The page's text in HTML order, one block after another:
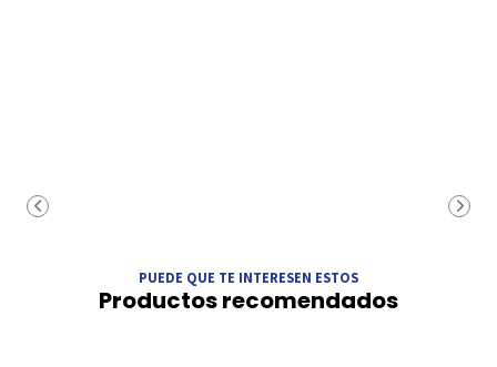
PUEDE QUE TE INTERESEN ESTOS
Productos recomendados